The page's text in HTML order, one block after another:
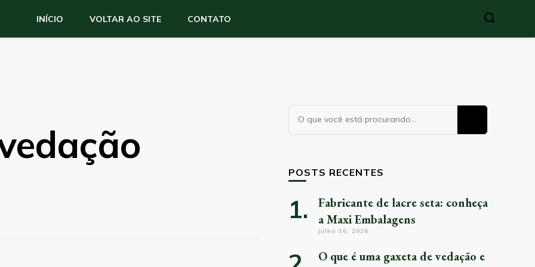
INÍCIO VOLTAR AO SITE CONTATO
Procurando
algo?
POSTS RECENTES
Fabricante de lacre seta: conheça
a Maxi Embalagens
julho 16, 2026
O que é uma gaxeta de vedação e